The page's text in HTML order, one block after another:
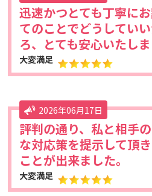
迅速かつとても丁寧に
てのことでどうしてい
ろ、とても安心いたしま
大変満足
2026年06月17日
評判の通り、私と相手
な対応策を提示して頂
ことが出来ました。
大変満足